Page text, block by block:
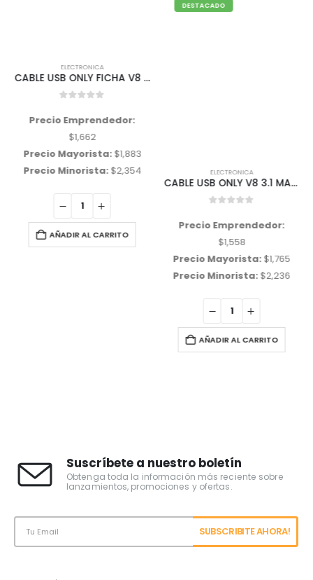
ELECTRONICA
CABLE USB ONLY FICHA V8 3.1 MOD 32
Precio Emprendedor:
$1,662
Precio Mayorista: $1,883
Precio Minorista: $2,354
AÑADIR AL CARRITO
DESTACADO
ELECTRONICA
CABLE USB ONLY V8 3.1 MALLADO MOD 35
Precio Emprendedor:
$1,558
Precio Mayorista: $1,765
Precio Minorista: $2,236
AÑADIR AL CARRITO
Suscríbete a nuestro boletín
Obtenga toda la información más reciente sobre
lanzamientos, promociones y ofertas.